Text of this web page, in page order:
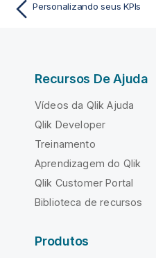
Personalizando seus KPIs
Recursos De Ajuda
Vídeos da Qlik Ajuda
Qlik Developer
Treinamento
Aprendizagem do Qlik
Qlik Customer Portal
Biblioteca de recursos
Produtos